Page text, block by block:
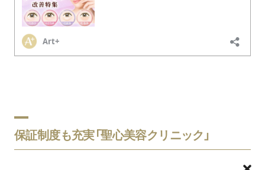
保証制度も充実「聖心美容クリニック」